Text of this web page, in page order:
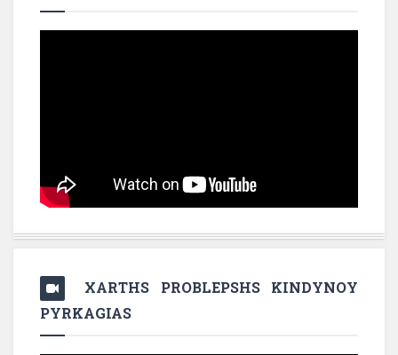
XARTHS PROBLEPSHS KINDYNOY
PYRKAGIAS